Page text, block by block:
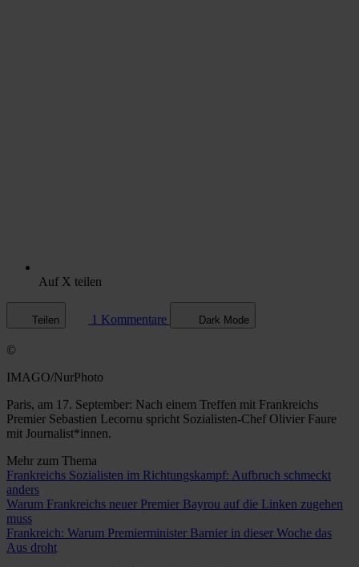
Auf X teilen
Teilen 1 Kommentare Dark Mode
©
IMAGO/NurPhoto
Paris, am 17. September: Nach einem Treffen mit Frankreichs
Premier Sebastien Lecornu spricht Sozialisten-Chef Olivier Faure
mit Journalist*innen.
Mehr zum Thema
Frankreichs Sozialisten im Richtungskampf: Aufbruch schmeckt
anders
Warum Frankreichs neuer Premier Bayrou auf die Linken zugehen
muss
Frankreich: Warum Premierminister Barnier in dieser Woche das
Aus droht